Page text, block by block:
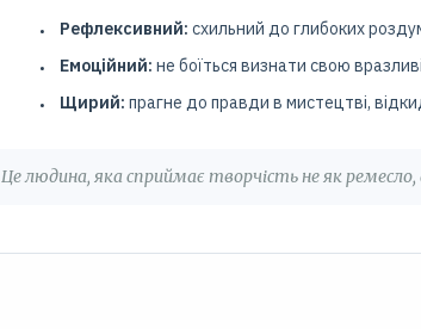
Рефлексивний: схильний до глибоких
Емоційний: не боїться визнати свою
Щирий: прагне до правди в мистецтві,
Це людина, яка сприймає творчість не як ремесло,